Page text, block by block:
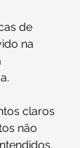
de
na
claros
não